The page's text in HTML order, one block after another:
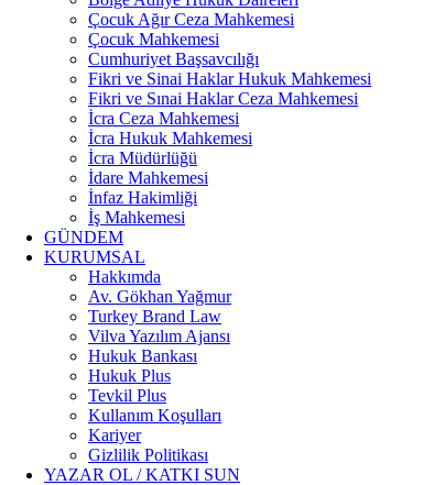
Çocuk Ağır Ceza Mahkemesi
Çocuk Mahkemesi
Cumhuriyet Başsavcılığı
Fikri ve Sinai Haklar Hukuk Mahkemesi
Fikri ve Sınai Haklar Ceza Mahkemesi
İcra Ceza Mahkemesi
İcra Hukuk Mahkemesi
İcra Müdürlüğü
İdare Mahkemesi
İnfaz Hakimliği
İş Mahkemesi
GÜNDEM
KURUMSAL
Hakkımda
Av. Gökhan Yağmur
Turkey Brand Law
Vilva Yazılım Ajansı
Hukuk Bankası
Hukuk Plus
Tevkil Plus
Kullanım Koşulları
Kariyer
Gizlilik Politikası
YAZAR OL / KATKI SUN